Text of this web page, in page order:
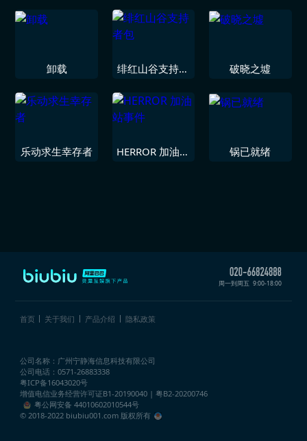
卸载
绯红山谷支持者
破晓之墟
乐动求生幸存者
HERROR 加油站
锅已就绪
周一到周五 9:00-18:00
首页 关于我们 产品介绍 隐私政策
公司名称：广州宁静海信息科技有限公司
公司电话：0571-26883338
粤ICP备16043020号
增值电信业务经营许可证B1-20190040 | 粤B2-20200746
粤公网安备 44010602010544号
© 2018-2022 biubiu001.com 版权所有